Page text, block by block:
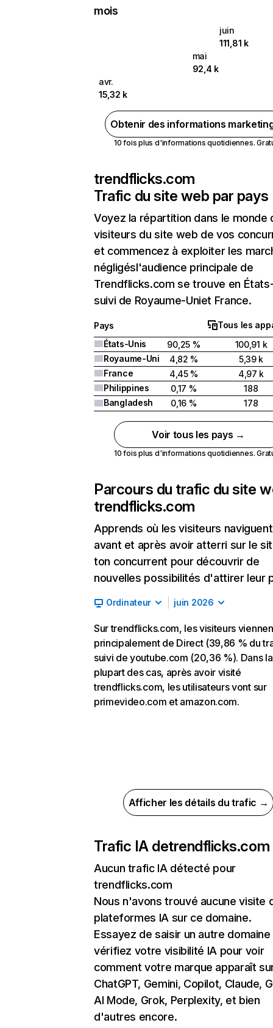
mois
juin
111,81 k
mai
92,4 k
avr.
15,32 k
Obtenir des informations
10 fois plus d'informations quotidiennes.
trendflicks.com
Trafic du site web par pays
Voyez la répartition dans le monde
visiteurs du site web de vos
et commencez à exploiter les
négligésl'audience principale de
Trendflicks.com se trouve en
suivi de Royaume-Uniet France.
Pays
Tous les
États-Unis
90,25 %
100,91 k
Royaume-Uni
4,82 %
5,39 k
France
4,45 %
4,97 k
Philippines
0,17 %
188
Bangladesh
0,16 % 178
Voir tous les pays →
10 fois plus d'informations quotidiennes.
Parcours du trafic du site
trendflicks.com
Apprends où les visiteurs naviguent
avant et après avoir atterri sur le
ton concurrent pour découvrir de
nouvelles possibilités d'attirer leur
Ordinateur juin 2026
Sur trendflicks.com, les visiteurs
principalement de Direct (39,86 % du
suivi de youtube.com (20,36 %). Dans la
plupart des cas, après avoir visité
trendflicks.com, les utilisateurs vont sur
primevideo.com et amazon.com.
Afficher les détails du trafic →
Trafic IA detrendflicks.com
Aucun trafic IA détecté pour
trendflicks.com
Nous n'avons trouvé aucune visite
plateformes IA sur ce domaine.
Essayez de saisir un autre domaine
vérifiez votre visibilité IA pour voir
comment votre marque apparaît
ChatGPT, Gemini, Copilot, Claude,
AI Mode, Grok, Perplexity, et bien
d'autres encore.